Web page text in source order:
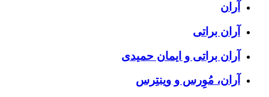
آران
آران براتی
آران براتی و ایمان حمیدی
آران، مُوِرس و وینتِرس